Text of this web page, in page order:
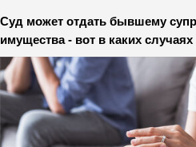
Суд может отдать бывшему
имущества - вот в каких случаях